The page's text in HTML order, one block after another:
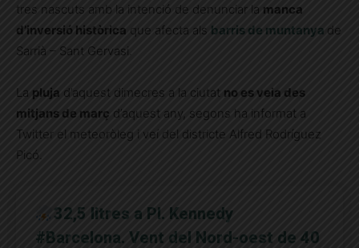
tres nascuts amb la intenció de denunciar la manca
d’inversió històrica que afecta als barris de muntanya de
Sarrià – Sant Gervasi.
La pluja d’aquest dimecres a la ciutat no es veia des
mitjans de març d’aquest any, segons ha informat a
Twitter el meteoròleg i veí del districte Alfred Rodríguez
Picó.
32,5 litres a Pl. Kennedy
#Barcelona. Vent del Nord-oest de 40